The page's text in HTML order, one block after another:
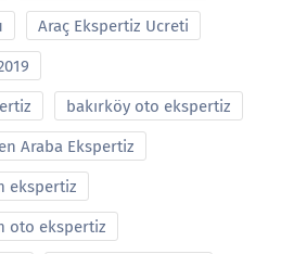
Araç Ekspertiz Ucreti
bakırköy oto ekspertiz
Araba Ekspertiz
ekspertiz
oto ekspertiz